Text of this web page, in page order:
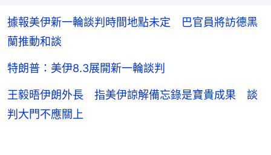
據報美伊新一輪談判時間地點未定 巴官員將訪德黑
蘭推動和談
特朗普：美伊8.3展開新一輪談判
王毅晤伊朗外長 指美伊諒解備忘錄是寶貴成果 談
判大門不應關上